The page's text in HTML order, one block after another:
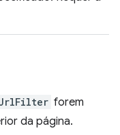
forem
da página.